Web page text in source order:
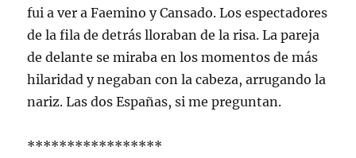
fui a ver a Faemino y Cansado. Los espectadores
de la fila de detrás lloraban de la risa. La pareja
de delante se miraba en los momentos de más
hilaridad y negaban con la cabeza, arrugando la
nariz. Las dos Españas, si me preguntan.
*****************